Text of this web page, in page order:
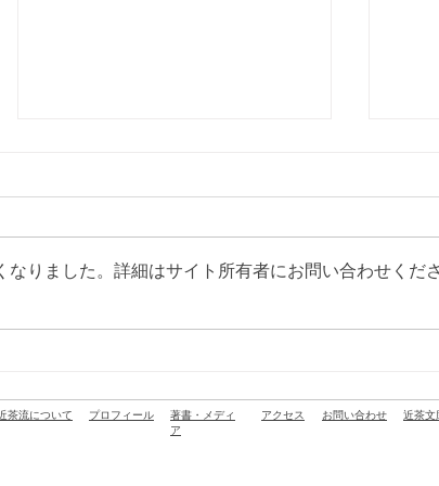
尚之先生の活動：ラジオInter
尚之
りました。詳細はサイト所有者にお問い合わせくださ
茶流について プロフィール
著書・メディ
ア
アクセス お問い合わせ 近茶文